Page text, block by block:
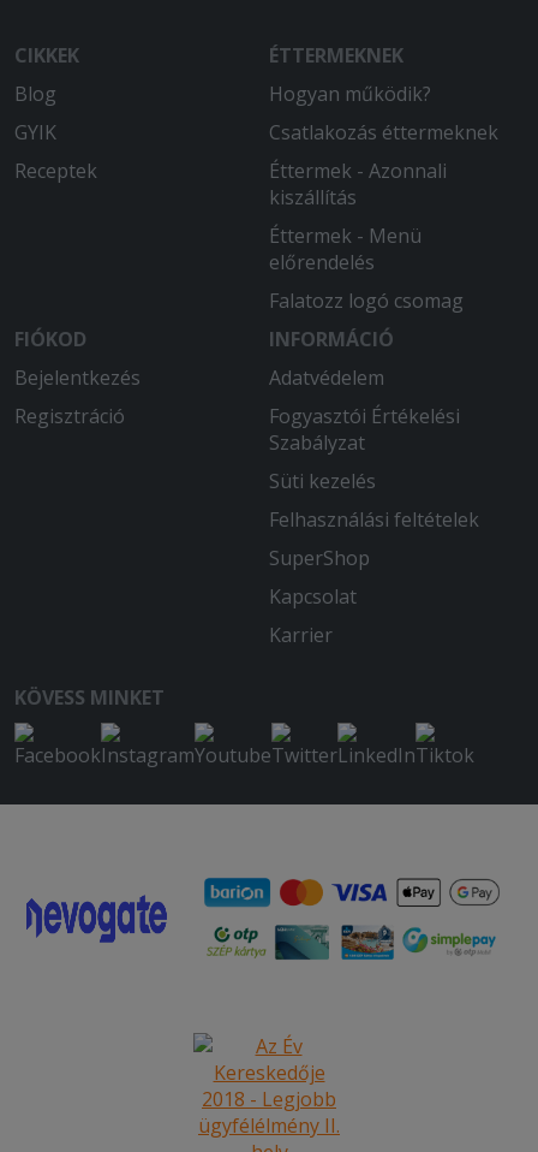
CIKKEK
Blog
GYIK
Receptek
ÉTTERMEKNEK
Hogyan működik?
Csatlakozás éttermeknek
Éttermek - Azonnali
kiszállítás
Éttermek - Menü
előrendelés
Falatozz logó csomag
FIÓKOD
Bejelentkezés
Regisztráció
INFORMÁCIÓ
Adatvédelem
Fogyasztói Értékelési
Szabályzat
Süti kezelés
Felhasználási feltételek
SuperShop
Kapcsolat
Karrier
KÖVESS MINKET